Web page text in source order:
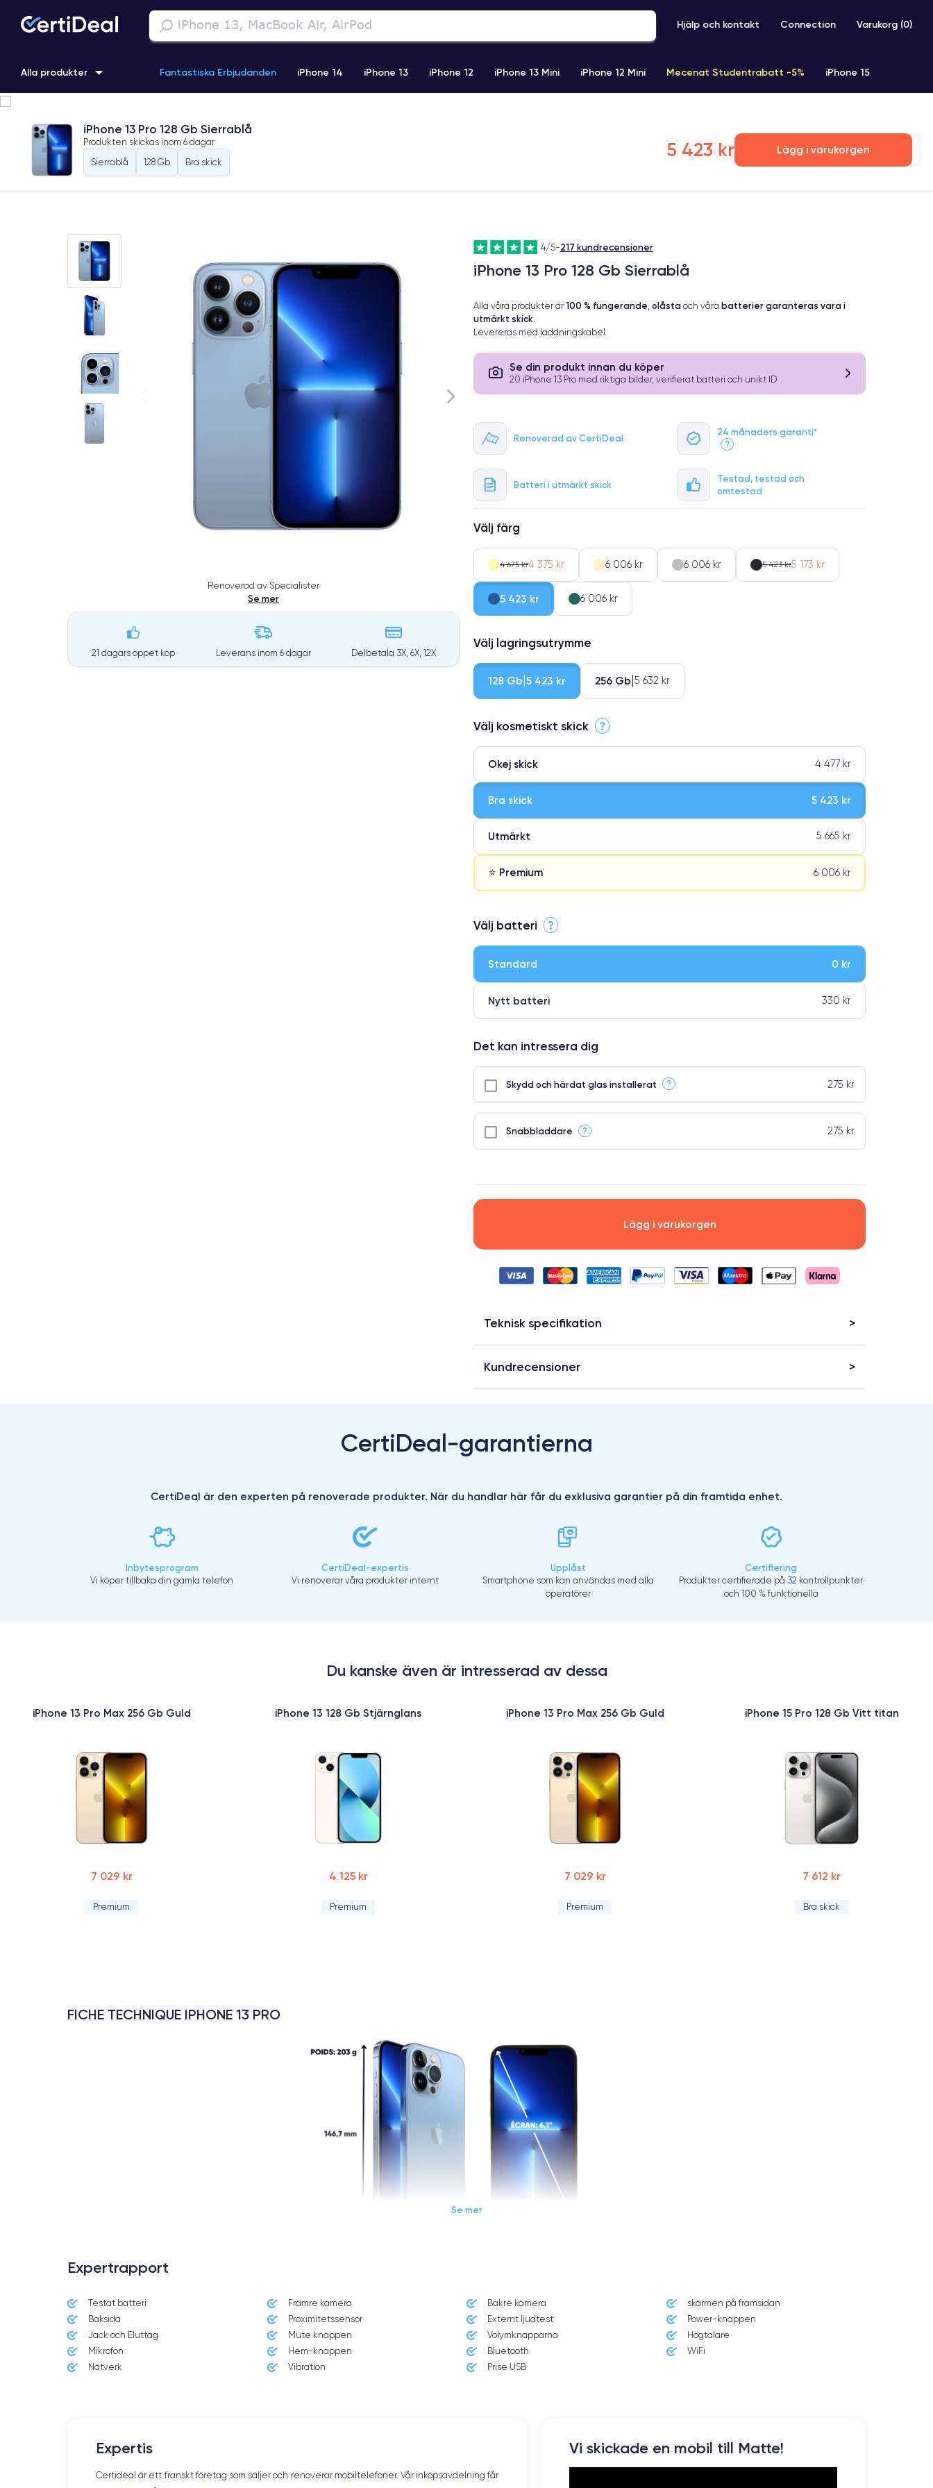
Hjälp och kontakt Connection Varukorg (0)
Alla produkter Fantastiska Erbjudanden iPhone 14 iPhone 13 iPhone 12 iPhone 13 Mini iPhone 12 Mini Mecenat Studentrabatt -5% iPhone 15
iPhone 11 Pro iPhone 15 Pro
iPhone 13 Pro 128 Gb Sierrablå
Produkten skickas inom 6 dagar
Sierrablå
128 Gb Bra skick
5 423 kr Lägg i varukorgen
Renoverad av Specialister
Se mer
21 dagars öppet köp Leverans inom 6 dagar Delbetala 3X, 6X, 12X
4/5-217 kundrecensioner
iPhone 13 Pro 128 Gb Sierrablå
Alla våra produkter är 100 % fungerande olåsta och våra batterier garanteras vara i
utmärkt skick
Levereras med laddningskabel.
Se din produkt innan du köper
20 iPhone 13 Pro med riktiga bilder, verifierat batteri och unikt ID
Renoverad av CertiDeal
24 månaders garanti*
?
Batteri i utmärkt skick
Testad, testad och
omtestad
Välj färg
4 675 kr4 375 kr 6 006 kr 6 006 kr 5 423 kr5 173 kr
5 423 kr 6 006 kr
Välj lagringsutrymme
128 Gb 5 423 kr 256 Gb 5 632 kr
Välj kosmetiskt skick ?
Okej skick 4 477 kr
Bra skick 5 423 kr
Utmärkt 5 665 kr
⭐ Premium 6 006 kr
⭐ Premium
Välj batteri ?
Standard 0 kr
Nytt batteri 330 kr
Det kan intressera dig
Skydd och härdat glas installerat ? 275 kr
Snabbladdare ? 275 kr
Lägg i varukorgen
Teknisk specifikation
Kundrecensioner
CertiDeal-garantierna
CertiDeal är den experten på renoverade produkter. När du handlar här får du exklusiva garantier på din framtida enhet.
Inbytesprogram
Vi köper tillbaka din gamla telefon
CertiDeal-expertis
Vi renoverar våra produkter internt
Upplåst
Smartphone som kan användas med alla
operatörer
Certifiering
Produkter certifierade på 32 kontrollpunkter
och 100 % funktionella
Du kanske även är intresserad av dessa
iPhone 13 Pro Max 256 Gb Guld
7 029 kr
Premium
iPhone 13 128 Gb Stjärnglans
4 125 kr
Premium
iPhone 13 Pro Max 256 Gb Guld
7 029 kr
Premium
iPhone 15 Pro 128 Gb Vitt titan
7 612 kr
Bra skick
FICHE TECHNIQUE IPHONE 13 PRO
Date de sortie
14/09/2021
Système exploitation
iOS (iOS 16)
Dimensions
146.7 × 71.5 × 7.65 mm
Poids
203 g
Nombre de cœurs
Se mer
Expertrapport
Testat batteri Främre kamera Bakre kamera
skärmen på framsidan
Baksida
Proximitetssensor Externt ljudtest
Power-knappen
Jack och Eluttag
Mute knappen Volymknapparna
Högtalare
Mikrofon
Hem-knappen Bluetooth
WiFi
Nätverk
Vibration Prise USB
Expertis
Certideal är ett franskt företag som säljer och renoverar mobiltelefoner. Vår inköpsavdelning får
Vi skickade en mobil till Matte!